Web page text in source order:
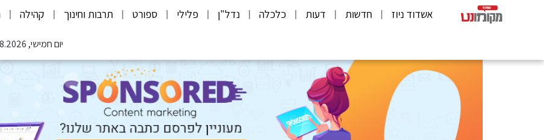
אשדוד ניוז חדשות דעות כלכלה נדל"ן פלילי ספורט תרבות וחינוך קהילה
יום חמישי, 06.08.2026